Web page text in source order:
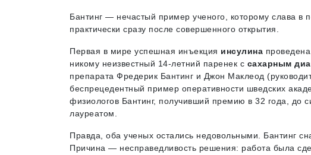
Бантинг — нечастый пример ученого, которому слава
практически сразу после совершенного открытия.
Первая в мире успешная инъекция инсулина
никому неизвестный 14-летний паренек с сахарным
препарата Фредерик Бантинг и Джон Маклеод
беспрецедентный пример оперативности шведских
физиологов Бантинг, получивший премию в 32 года,
лауреатом.
Правда, оба ученых остались недовольными. Бантинг
Причина — несправедливость решения: работа была